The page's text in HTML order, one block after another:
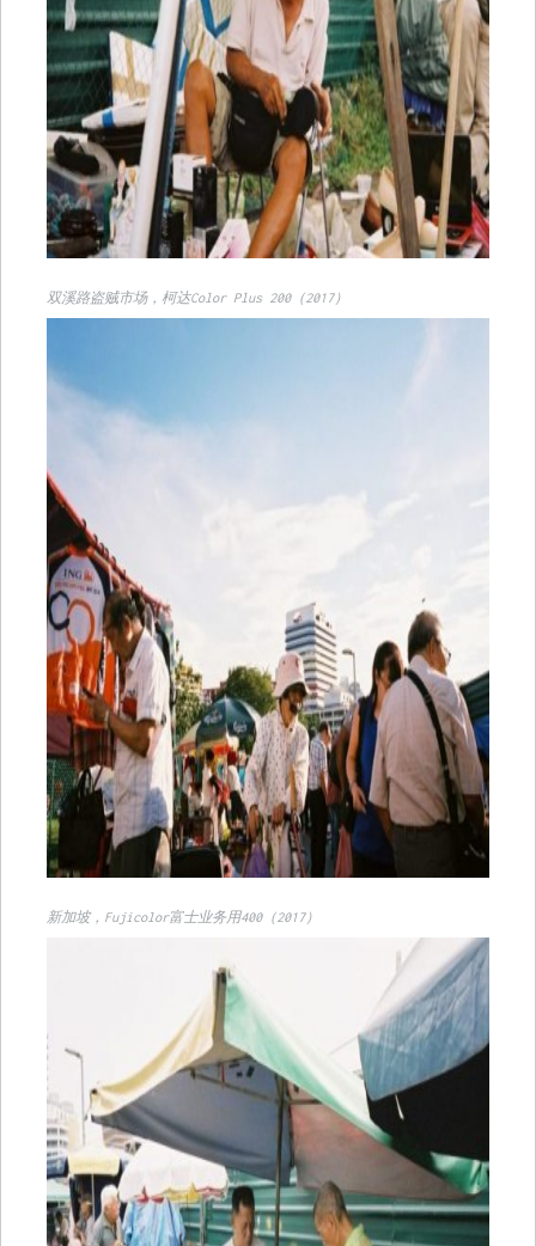
双溪路盗贼市场，柯达Color Plus 200（2017）
新加坡，Fujicolor富士业务用400（2017）